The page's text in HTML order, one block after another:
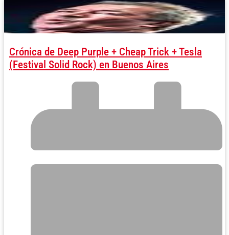
Crónica de Deep Purple + Cheap Trick + Tesla
(Festival Solid Rock) en Buenos Aires